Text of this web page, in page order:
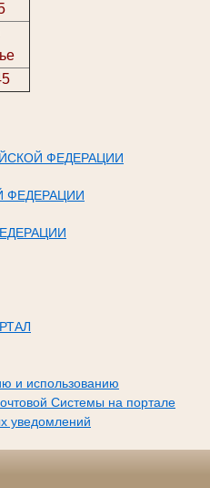
ФЕДЕРАЦИИ
ФЕДЕРАЦИИ
и использованию
Системы на портале
уведомлений